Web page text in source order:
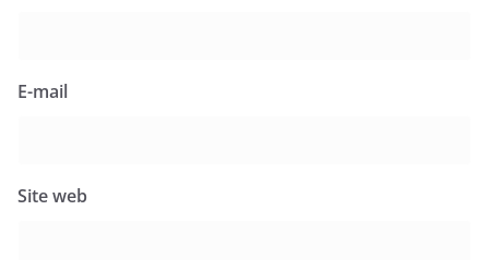
E-mail
Site web